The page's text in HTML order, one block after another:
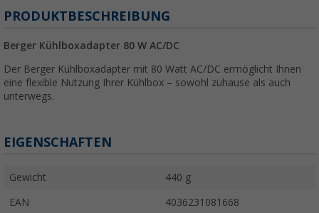
PRODUKTBESCHREIBUNG
Berger Kühlboxadapter 80 W AC/DC
Der Berger Kühlboxadapter mit 80 Watt AC/DC ermöglicht Ihnen
eine flexible Nutzung Ihrer Kühlbox – sowohl zuhause als auch
unterwegs.
EIGENSCHAFTEN
Gewicht 440 g
EAN 4036231081668